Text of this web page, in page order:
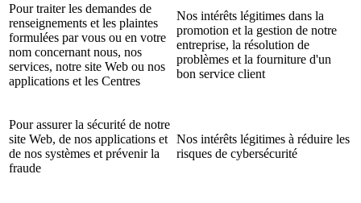
Pour traiter les demandes de
renseignements et les plaintes
formulées par vous ou en votre
nom concernant nous, nos
services, notre site Web ou nos
applications et les Centres
Nos intérêts légitimes dans la
promotion et la gestion de notre
entreprise, la résolution de
problèmes et la fourniture d'un
bon service client
Pour assurer la sécurité de notre
site Web, de nos applications et
de nos systèmes et prévenir la
fraude
Nos intérêts légitimes à réduire les
risques de cybersécurité